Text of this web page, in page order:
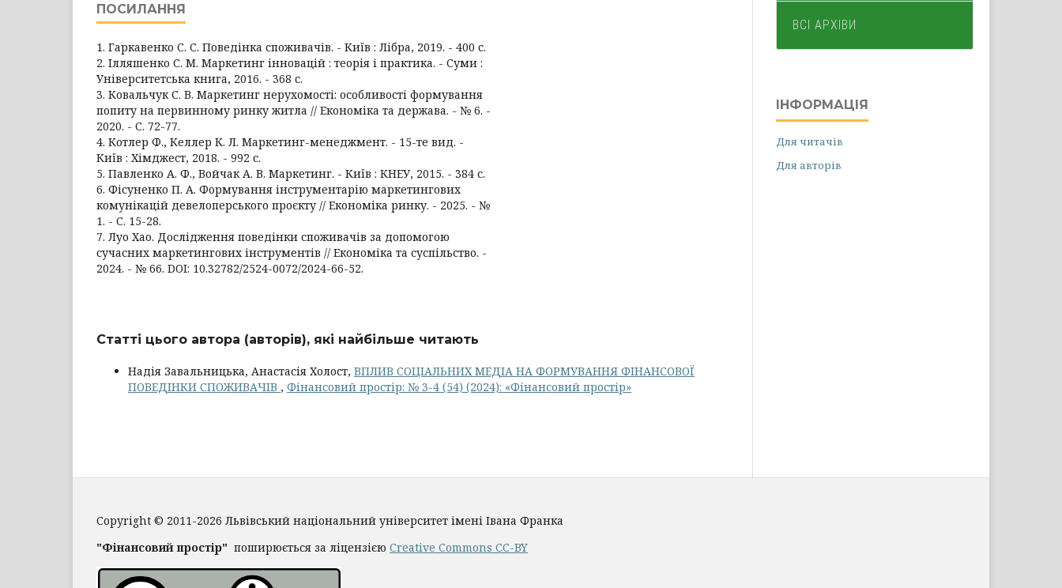
ПОСИЛАННЯ
1. Гаркавенко С. С. Поведінка споживачів. - Київ : Лібра, 2019. - 400 с.
2. Ілляшенко С. М. Маркетинг інновацій : теорія і практика. - Суми :
Університетська книга, 2016. - 368 с.
3. Ковальчук С. В. Маркетинг нерухомості: особливості формування
попиту на первинному ринку житла // Економіка та держава. - № 6. -
2020. - С. 72-77.
4. Котлер Ф., Келлер К. Л. Маркетинг-менеджмент. - 15-те вид. -
Київ : Хімджест, 2018. - 992 с.
5. Павленко А. Ф., Войчак А. В. Маркетинг. - Київ : КНЕУ, 2015. - 384 с.
6. Фісуненко П. А. Формування інструментарію маркетингових
комунікацій девелоперського проєкту // Економіка ринку. - 2025. - №
1. - С. 15-28.
7. Луо Хао. Дослідження поведінки споживачів за допомогою
сучасних маркетингових інструментів // Економіка та суспільство. -
2024. - № 66. DOI: 10.32782/2524-0072/2024-66-52.
Статті цього автора (авторів), які найбільше читають
Надія Завальницька, Анастасія Холост, ВПЛИВ СОЦІАЛЬНИХ МЕДІА НА ФОРМУВАННЯ ФІНАНСОВОЇ
ПОВЕДІНКИ СПОЖИВАЧІВ , Фінансовий простір: № 3-4 (54) (2024): «Фінансовий простір»
ВСІ АРХІВИ
ІНФОРМАЦІЯ
Для читачів
Для авторів
Copyright © 2011-2026 Львівський національний університет імені Івана Франка
"Фінансовий простір" поширюється за ліцензією Creative Commons CC-BY